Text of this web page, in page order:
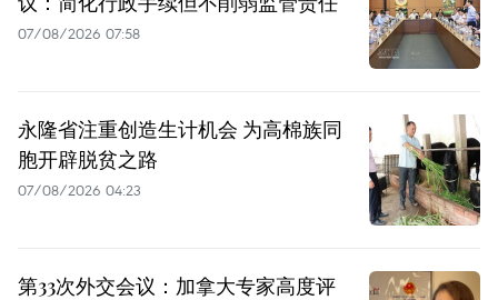
07/08/2026 07:58
永隆省注重创造生计机会 为高棉族同
胞开辟脱贫之路
07/08/2026 04:23
第33次外交会议：加拿大专家高度评